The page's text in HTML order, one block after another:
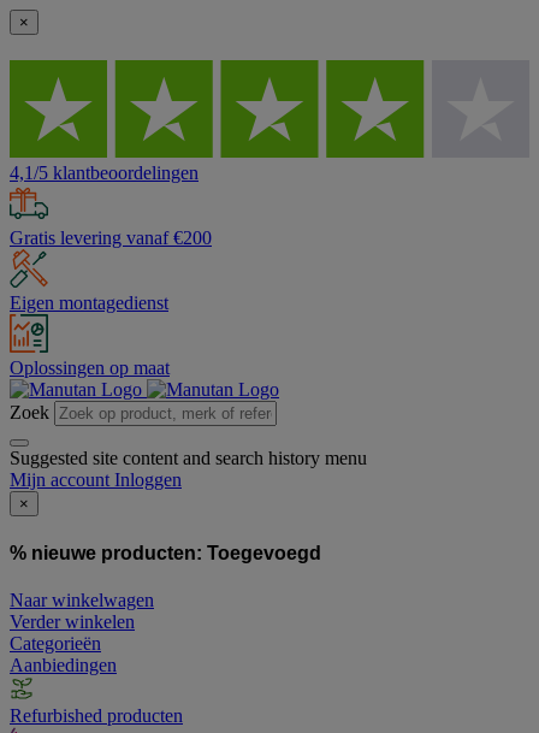
×
4,1/5 klantbeoordelingen
Gratis levering vanaf €200
Eigen montagedienst
Oplossingen op maat
Zoek
Suggested site content and search history menu
Mijn account Inloggen
×
% nieuwe producten: Toegevoegd
Naar winkelwagen
Verder winkelen
Categorieën
Aanbiedingen
Refurbished producten